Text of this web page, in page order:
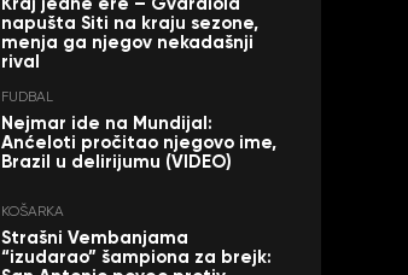
napušta Siti na kraju sezone,
menja ga njegov nekadašnji
rival
FUDBAL
Nejmar ide na Mundijal:
Anćeloti pročitao njegovo ime,
Brazil u delirijumu (VIDEO)
KOŠARKA
Strašni Vembanjama
“izudarao” šampiona za brejk: